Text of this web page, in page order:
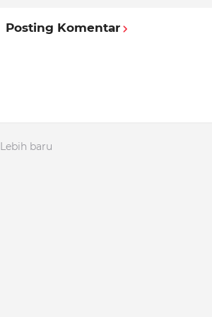
Posting Komentar
Lebih baru